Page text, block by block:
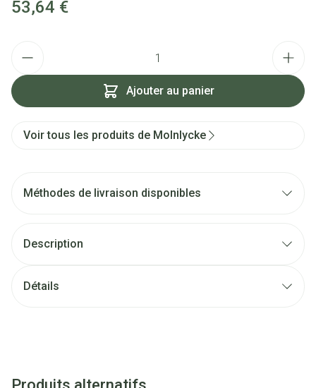
53,64 €
Ajouter au panier
Voir tous les produits de Molnlycke
Méthodes de livraison disponibles
Description
Détails